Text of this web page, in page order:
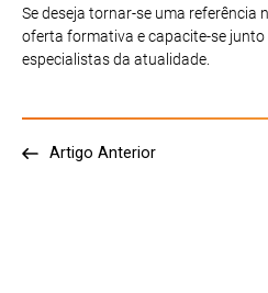
Se deseja tornar-se uma referência
oferta formativa e capacite-se
especialistas da atualidade.
Artigo Anterior